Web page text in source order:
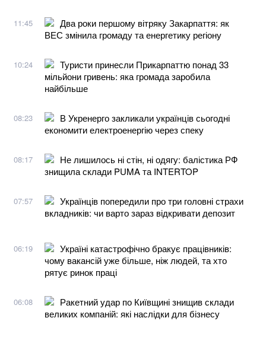
11:45
Два роки першому вітряку Закарпаття: як
ВЕС змінила громаду та енергетику регіону
10:24
Туристи принесли Прикарпаттю понад 33
мільйони гривень: яка громада заробила
найбільше
08:23
В Укренерго закликали українців сьогодні
економити електроенергію через спеку
08:17
Не лишилось ні стін, ні одягу: балістика РФ
знищила склади PUMA та INTERTOP
07:57
Українців попередили про три головні страхи
вкладників: чи варто зараз відкривати депозит
06:19
Україні катастрофічно бракує працівників:
чому вакансій уже більше, ніж людей, та хто
рятує ринок праці
06:08
Ракетний удар по Київщині знищив склади
великих компаній: які наслідки для бізнесу